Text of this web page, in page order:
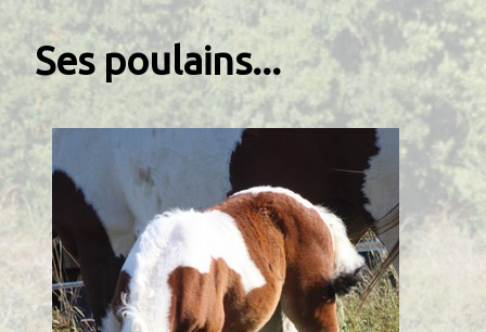
Ses poulains...